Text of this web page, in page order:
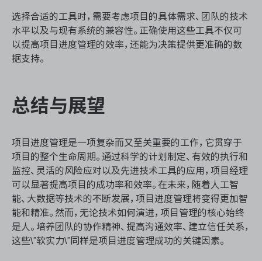
选择合适的工具时，需要考虑项目的具体需求、团队的技术
水平以及与现有系统的兼容性。正确使用这些工具不仅可
以提高项目进度管理的效率，还能为决策提供更准确的数
据支持。
总结与展望
项目进度管理是一项复杂而又至关重要的工作，它贯穿于
项目的整个生命周期。通过科学的计划制定、有效的执行和
监控、灵活的风险应对以及先进技术工具的应用，项目经理
可以显著提高项目的成功率和效率。在未来，随着人工智
能、大数据等技术的不断发展，项目进度管理将变得更加智
能和精准。然而，无论技术如何演进，项目管理的核心始终
是人。培养团队的协作精神、提高沟通效率、建立信任关系，
这些\”软实力\”同样是项目进度管理成功的关键因素。